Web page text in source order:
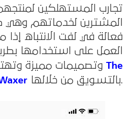
تجارب المستهلكين
المشترين لخدماتهم وهي
فعالة في لفت الانتباه إذا
العمل على استخدامها
وتصميمات مميزة The
بالتسويق من خلالها.